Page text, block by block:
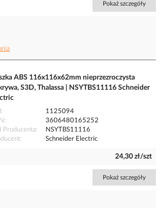
Pokaż szczegóły
ABS 116x116x62mm nieprzezroczysta
S3D, Thalassa | NSYTBS11116 Schneider
1125094
3606480165252
Producenta
NSYTBS11116
Schneider Electric
24,30 zł/szt
Pokaż szczegóły